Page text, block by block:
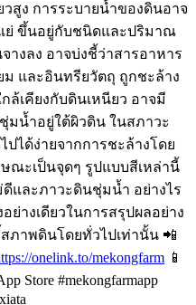
สูง การระบายน้ำของดินอาจ
ย่ ขึ้นอยู่กับชนิดและปริมาณ
างลง อาจบ่งชี้ว่าสารอาหาร
ม และอินทรียวัตถุ ถูกชะล้าง
เคียงกับดินเหนียว อาจมี
น้ำอยู่ใต้ผิวดิน ในสภาวะ
ได้ง่ายจากการชะล้างโดย
ณะเป็นจุดๆ รูปแบบสีเหล่านี้
และภาวะดินชุ่มน้ำ อย่างไร
ย่างเดียวในการสรุปผลอย่าง
สภาพดินโดยทั่วไปเท่านั้น 📲
onelink.to/mekongfarm 📱
Store #mekongfarmapp